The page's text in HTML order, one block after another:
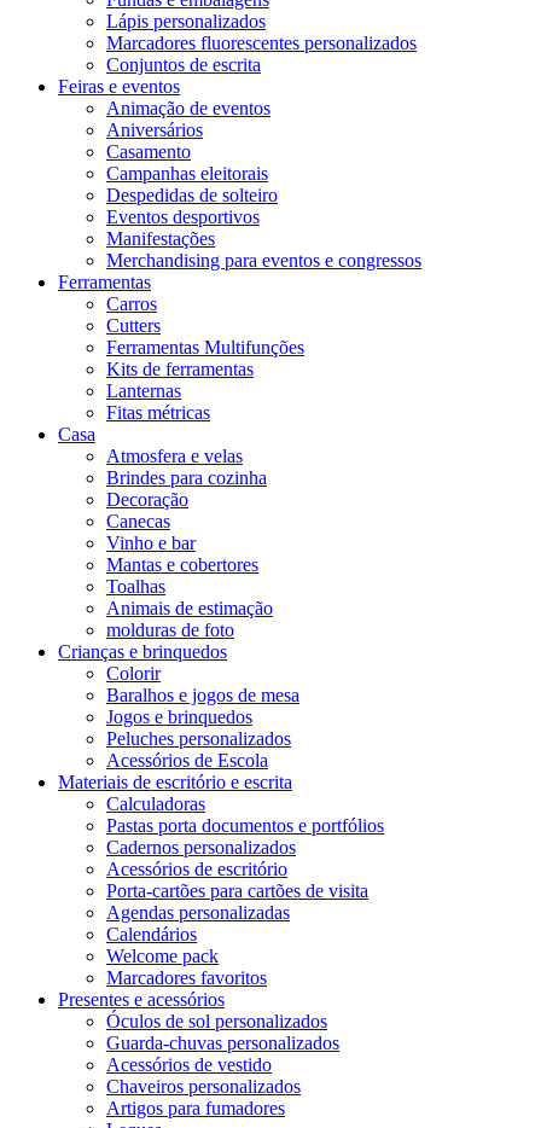
Lápis personalizados
Marcadores fluorescentes personalizados
Conjuntos de escrita
Feiras e eventos
Animação de eventos
Aniversários
Casamento
Campanhas eleitorais
Despedidas de solteiro
Eventos desportivos
Manifestações
Merchandising para eventos e congressos
Ferramentas
Carros
Cutters
Ferramentas Multifunções
Kits de ferramentas
Lanternas
Fitas métricas
Casa
Atmosfera e velas
Brindes para cozinha
Decoração
Canecas
Vinho e bar
Mantas e cobertores
Toalhas
Animais de estimação
molduras de foto
Crianças e brinquedos
Colorir
Baralhos e jogos de mesa
Jogos e brinquedos
Peluches personalizados
Acessórios de Escola
Materiais de escritório e escrita
Calculadoras
Pastas porta documentos e portfólios
Cadernos personalizados
Acessórios de escritório
Porta-cartões para cartões de visita
Agendas personalizadas
Calendários
Welcome pack
Marcadores favoritos
Presentes e acessórios
Óculos de sol personalizados
Guarda-chuvas personalizados
Acessórios de vestido
Chaveiros personalizados
Artigos para fumadores